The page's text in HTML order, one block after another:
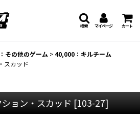
マイページ カート
検索
その他のゲーム > 40,000：キルチーム
スカッド
ョン・スカッド [103-27]